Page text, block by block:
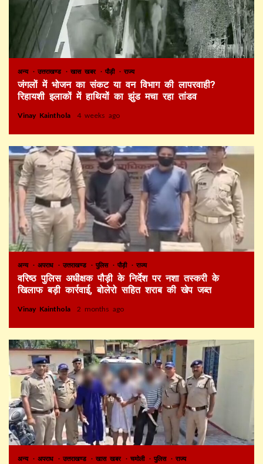
अन्य उत्तराखण्ड खास खबर पौड़ी राज्य
जंगलों में भोजन का संकट या वन विभाग की लापरवाही?
रिहायशी इलाकों में हाथियों का झुंड मचा रहा तांडव
Vinay Kainthola 4 weeks ago
अन्य अपराध उत्तराखण्ड पुलिस पौड़ी राज्य
वरिष्ठ पुलिस अधीक्षक पौड़ी के निर्देश पर नशा तस्करी के
खिलाफ बड़ी कार्रवाई, बोलेरो सहित शराब की खेप जब्त
Vinay Kainthola 2 months ago
अन्य अपराध उत्तराखण्ड खास खबर चमोली पुलिस राज्य